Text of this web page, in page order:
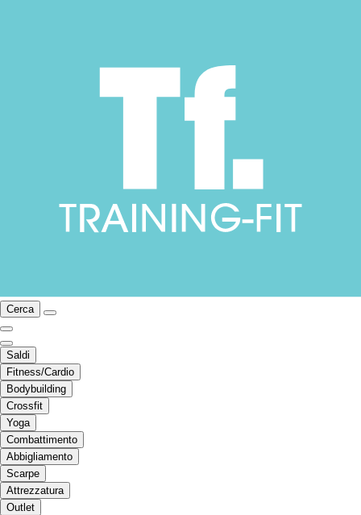
Cerca
Saldi
Fitness/Cardio
Bodybuilding
Crossfit
Yoga
Combattimento
Abbigliamento
Scarpe
Attrezzatura
Outlet